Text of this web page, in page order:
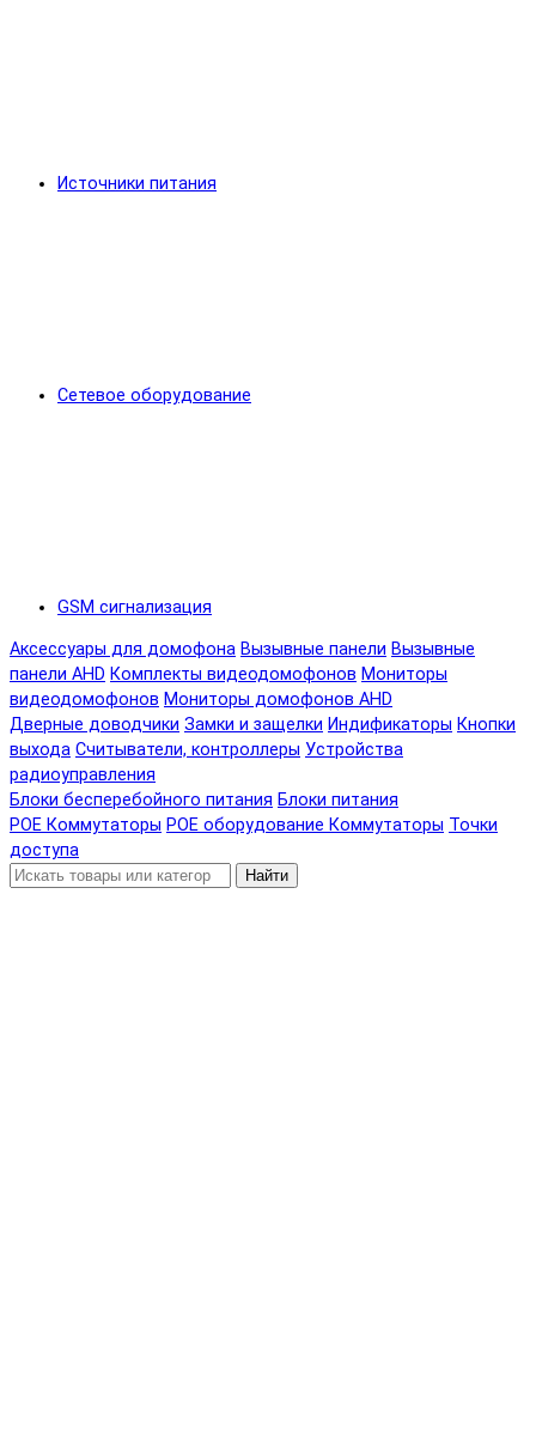
Источники питания
Сетевое оборудование
GSM сигнализация
Аксессуары для домофона Вызывные панели Вызывные
панели AHD Комплекты видеодомофонов Мониторы
видеодомофонов Мониторы домофонов AHD
Дверные доводчики Замки и защелки Индификаторы Кнопки
выхода Считыватели, контроллеры Устройства
радиоуправления
Блоки бесперебойного питания Блоки питания
POE Коммутаторы POE оборудование Коммутаторы Точки
доступа
Найти